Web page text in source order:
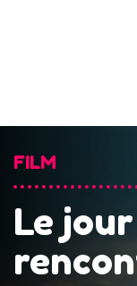
FILM
Le